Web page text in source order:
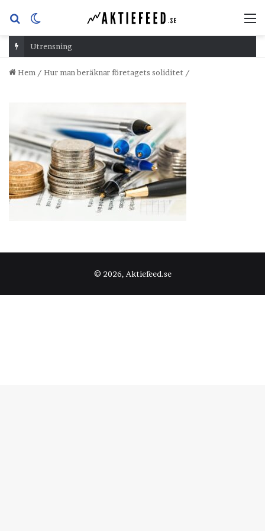
Sök
efterskin
Utrensning
Hem / Hur man beräknar företagets soliditet /
© 2026, Aktiefeed.se